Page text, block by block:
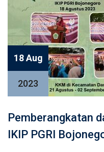
18 Aug
2023
Pemberangkatan
IKIP PGRI